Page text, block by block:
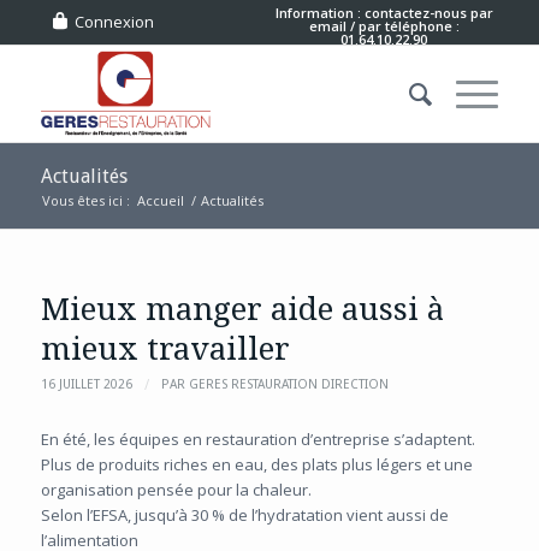
Connexion Information : contactez-nous par
email / par téléphone :
01.64.10.22.90
Actualités
Vous êtes ici : Accueil / Actualités
Mieux manger aide aussi à
mieux travailler
16 JUILLET 2026 / PAR GERES RESTAURATION DIRECTION
En été, les équipes en restauration d’entreprise s’adaptent.
Plus de produits riches en eau, des plats plus légers et une
organisation pensée pour la chaleur.
Selon l’EFSA, jusqu’à 30 % de l’hydratation vient aussi de
l’alimentation